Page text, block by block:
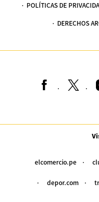
POLÍTICAS DE
DERECHOS
elcomercio.pe
depor.com